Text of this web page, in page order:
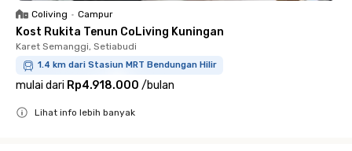
Coliving • Campur
Kost Rukita Tenun CoLiving Kuningan
Karet Semanggi, Setiabudi
1.4 km dari Stasiun MRT Bendungan Hilir
mulai dari Rp4.918.000 /bulan
Lihat info lebih banyak